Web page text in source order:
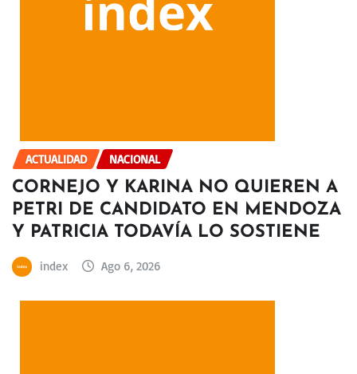
ACTUALIDAD NACIONAL
CORNEJO Y KARINA NO QUIEREN A
PETRI DE CANDIDATO EN MENDOZA
Y PATRICIA TODAVÍA LO SOSTIENE
index Ago 6, 2026